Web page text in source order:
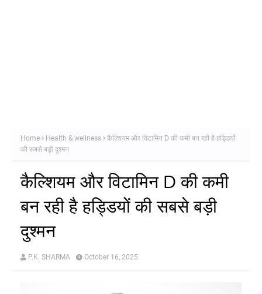
Home Health & wellness
कैल्शियम और विटामिन D की कमी बन रही है हड्डियों
की सबसे बड़ी दुश्मन
कैल्शियम और विटामिन D की कमी
बन रही है हड्डियों की सबसे बड़ी
दुश्मन
P.K. SHARMA October 16, 2025